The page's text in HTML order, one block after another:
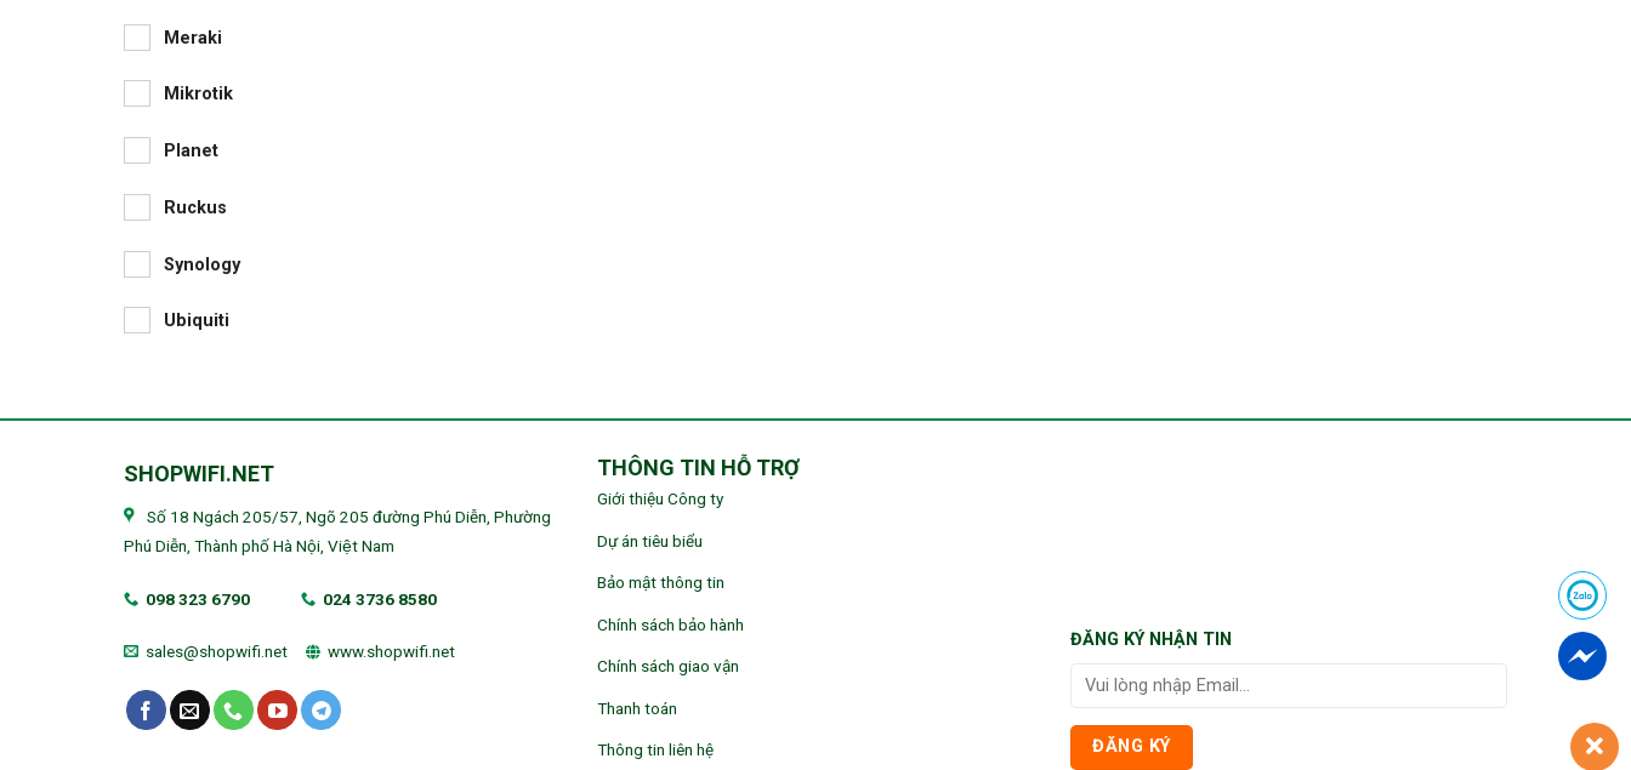
Meraki
Mikrotik
Planet
Ruckus
Synology
Ubiquiti
SHOPWIFI.NET
Số 18 Ngách 205/57, Ngõ 205 đường Phú Diễn, Phường
Phú Diễn, Thành phố Hà Nội, Việt Nam
098 323 6790 024 3736 8580
sales@shopwifi.net www.shopwifi.net
THÔNG TIN HỖ TRỢ
Giới thiệu Công ty
Dự án tiêu biểu
Bảo mật thông tin
Chính sách bảo hành
Chính sách giao vận
Thanh toán
Thông tin liên hệ
ĐĂNG KÝ NHẬN TIN